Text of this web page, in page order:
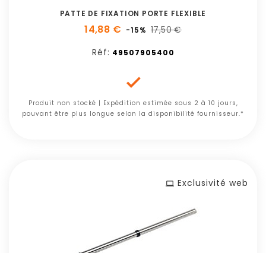
PATTE DE FIXATION PORTE FLEXIBLE
14,88 € -15% 17,50 €
Réf: 49507905400

Produit non stocké | Expédition estimée sous 2 à 10 jours,
pouvant être plus longue selon la disponibilité fournisseur.*
Exclusivité web